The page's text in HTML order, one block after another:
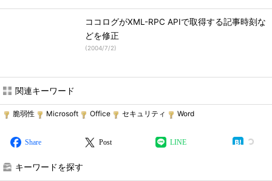
ココログがXML-RPC APIで取得する記事時刻な
どを修正
(2004/7/2)
関連キーワード
脆弱性 Microsoft Office セキュリティ Word
Share Post LINE
キーワードを探す